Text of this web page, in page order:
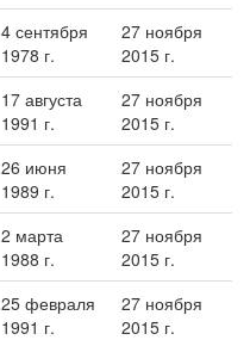
4 сентября
1978 г.
27 ноября
2015 г.
17 августа
1991 г.
27 ноября
2015 г.
26 июня
1989 г.
27 ноября
2015 г.
2 марта
1988 г.
27 ноября
2015 г.
25 февраля
1991 г.
27 ноября
2015 г.